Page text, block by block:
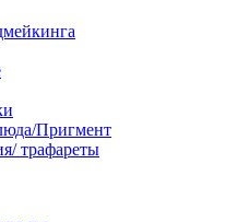
Пригмент
трафареты